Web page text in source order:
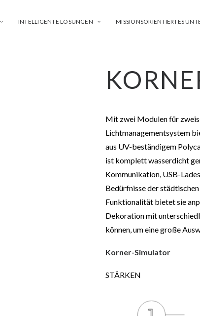
INTELLIGENTE LÖSUNGEN MISSIONSORIENTIERTES
Mit zwei Modulen für
Lichtmanagementsystem
aus UV-beständigem
ist komplett wasserdicht
Kommunikation, USB-
Bedürfnisse der
Funktionalität bietet sie
Dekoration mit
können, um eine große
Korner-Simulator
STÄRKEN